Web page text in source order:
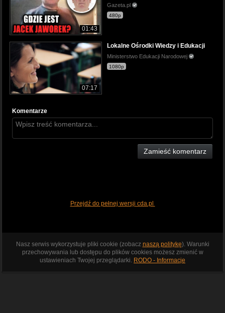
01:43
Gazeta.pl
480p
07:17
Lokalne Ośrodki Wiedzy i Edukacji
Ministerstwo Edukacji Narodowej
1080p
Komentarze
Zamieść komentarz
Przejdź do pełnej wersji cda.pl
Nasz serwis wykorzystuje pliki cookie (zobacz naszą politykę). Warunki
przechowywania lub dostępu do plików cookies możesz zmienić w
ustawieniach Twojej przeglądarki. RODO - Informacje